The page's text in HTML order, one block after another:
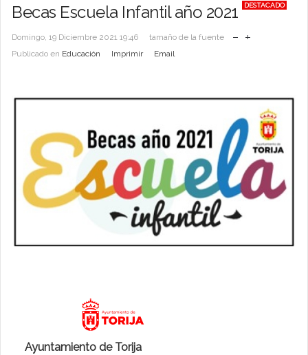
Becas Escuela Infantil año 2021 DESTACADO
Domingo, 19 Diciembre 2021 19:46
tamaño de la fuente
Publicado en Educación Imprimir Email
Ayuntamiento de Torija